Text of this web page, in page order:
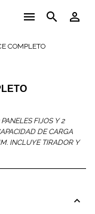
menu search person_outline
COMPLETO
FIJOS Y 2
DE CARGA
INCLUYE TIRADOR Y
expand_less